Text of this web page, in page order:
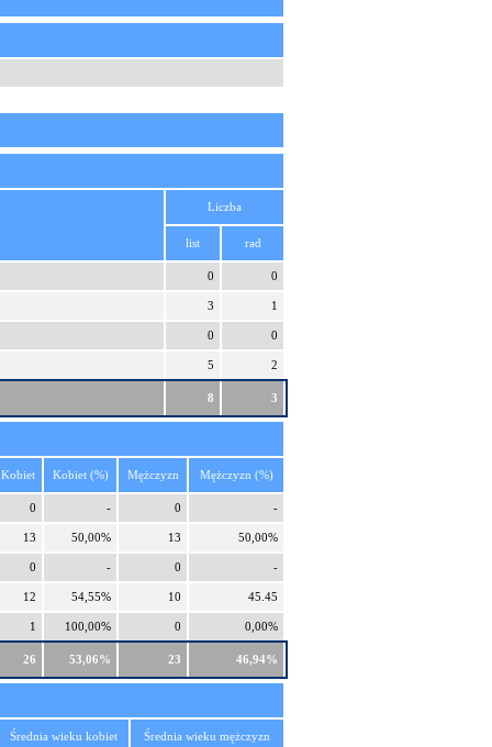
Liczba
list rad
0 0
3 1
0 0
5 2
8 3
Kobiet Kobiet (%) Mężczyzn Mężczyzn (%)
0 - 0 -
13 50,00% 13 50,00%
0 - 0 -
12 54,55% 10 45.45
1 100,00% 0 0,00%
26 53,06% 23 46,94%
Średnia wieku kobiet Średnia wieku mężczyzn